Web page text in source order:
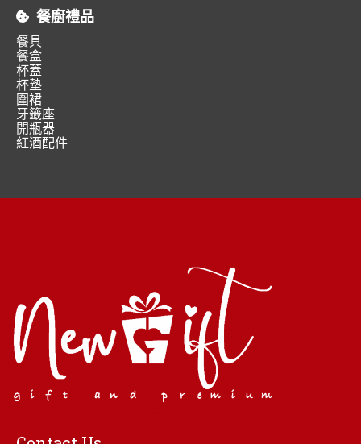
餐廚禮品
餐具
餐盒
杯蓋
杯墊
圍裙
牙籤座
開瓶器
紅酒配件